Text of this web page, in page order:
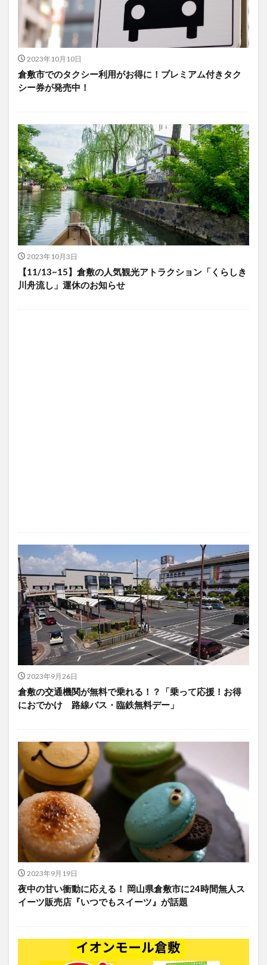
2023年10月10日
倉敷市でのタクシー利用がお得に！プレミアム付きタク
シー券が発売中！
2023年10月3日
【11/13~15】倉敷の人気観光アトラクション「くらしき
川舟流し」運休のお知らせ
2023年9月26日
倉敷の交通機関が無料で乗れる！？「乗って応援！お得
におでかけ 路線バス・臨鉄無料デー」
2023年9月19日
夜中の甘い衝動に応える！ 岡山県倉敷市に24時間無人ス
イーツ販売店『いつでもスイーツ』が話題